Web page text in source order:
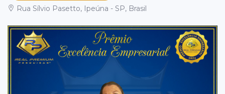
Rua Sílvio Pasetto, Ipeúna - SP, Brasil